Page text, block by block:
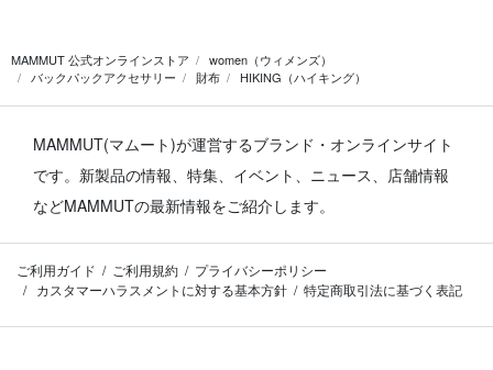
MAMMUT 公式オンラインストア
women（ウィメンズ）
バックパックアクセサリー
財布 HIKING（ハイキング）
MAMMUT(マムート)が運営するブランド・オンラインサイト
です。 新製品の情報、特集、イベント、ニュース、店舗情報
などMAMMUTの最新情報をご紹介します。
ご利用ガイド ご利用規約
プライバシーポリシー
カスタマーハラスメントに対する基本方針
特定商取引法に基づく表記